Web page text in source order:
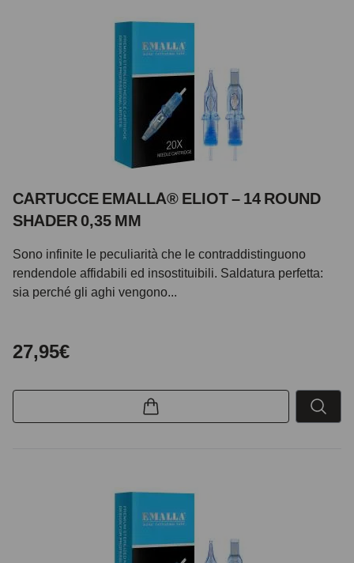
CARTUCCE EMALLA® ELIOT – 14 ROUND
SHADER 0,35 MM
Sono infinite le peculiarità che le contraddistinguono
rendendole affidabili ed insostituibili. Saldatura perfetta:
sia perché gli aghi vengono...
27,95€